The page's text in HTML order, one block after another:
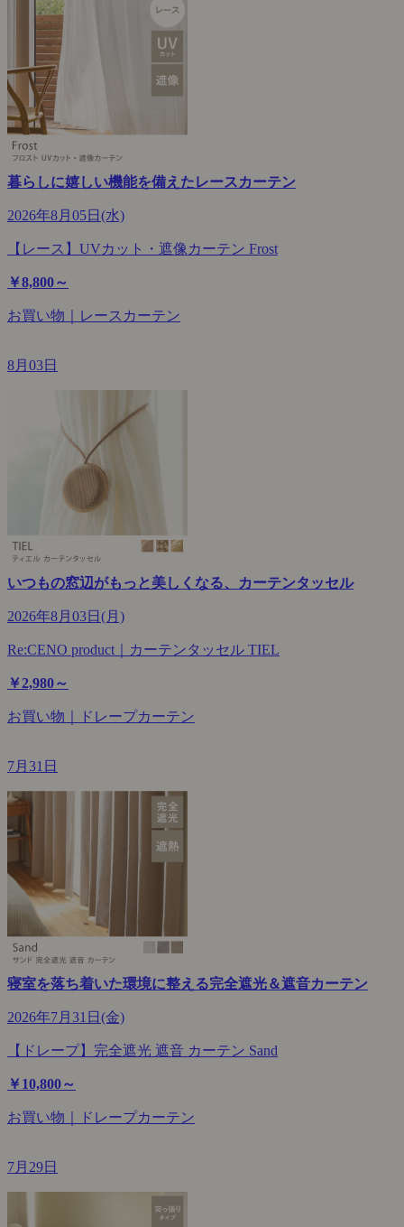
暮らしに嬉しい機能を備えたレースカーテン
2026年8月05日(水)
【レース】UVカット・遮像カーテン Frost
￥8,800～
お買い物｜レースカーテン
8月03日
いつもの窓辺がもっと美しくなる、カーテンタッセル
2026年8月03日(月)
Re:CENO product｜カーテンタッセル TIEL
￥2,980～
お買い物｜ドレープカーテン
7月31日
寝室を落ち着いた環境に整える完全遮光＆遮音カーテン
2026年7月31日(金)
【ドレープ】完全遮光 遮音 カーテン Sand
￥10,800～
お買い物｜ドレープカーテン
7月29日